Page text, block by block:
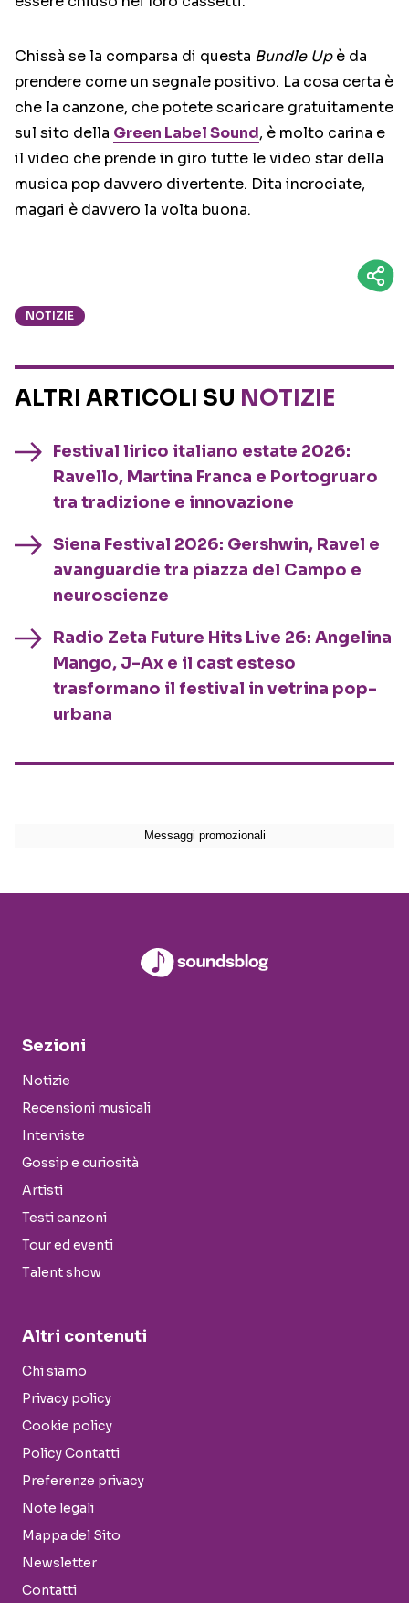
Chissà se la comparsa di questa Bundle Upè da
prendere come un segnale positivo. La cosa certa è
che la canzone, che potete scaricare gratuitamente
sul sito della Green Label Sound, è molto carina e
il video che prende in giro tutte le video star della
musica pop davvero divertente. Dita incrociate,
magari è davvero la volta buona.
NOTIZIE
ALTRI ARTICOLI SU NOTIZIE
Festival lirico italiano estate 2026:
Ravello, Martina Franca e Portogruaro
tra tradizione e innovazione
Siena Festival 2026: Gershwin, Ravel e
avanguardie tra piazza del Campo e
neuroscienze
Radio Zeta Future Hits Live 26: Angelina
Mango, J-Ax e il cast esteso
trasformano il festival in vetrina pop-
urbana
Sezioni
Notizie
Recensioni musicali
Interviste
Gossip e curiosità
Artisti
Testi canzoni
Tour ed eventi
Talent show
Altri contenuti
Chi siamo
Privacy policy
Cookie policy
Policy Contatti
Preferenze privacy
Note legali
Mappa del Sito
Newsletter
Contatti